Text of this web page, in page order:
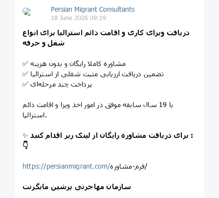
Persian Migrant Consultants
18 June 2026 09:19
دریافت ویزای کاری و اقامت دائم استرالیا برای انواع
شغل و حرفه
✅ مشاوره کاملا رایگان و بدون هزینه
✅ تضمین دریافت ارزیابی مثبت شغلی از استرالیا
✅ پرداخت چند مرحله‌ای
با 19 سال سابقه موفق در امور اخذ ویزا و اقامت دائم
استرالیا.
✨ برای دریافت مشاوره رایگان از لینک زیر اقدام کنید :
👇
https://persianmigrant.com/ فرم-مشاوره/
سازمان مهاجرتی پرشین مایگرنت